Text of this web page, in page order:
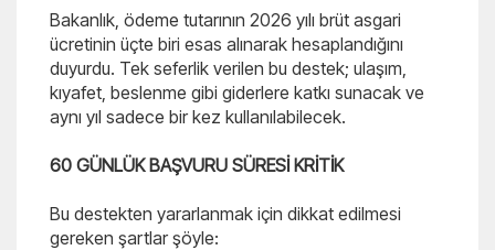
Bakanlık, ödeme tutarının 2026 yılı brüt asgari
ücretinin üçte biri esas alınarak hesaplandığını
duyurdu. Tek seferlik verilen bu destek; ulaşım,
kıyafet, beslenme gibi giderlere katkı sunacak ve
aynı yıl sadece bir kez kullanılabilecek.
60 GÜNLÜK BAŞVURU SÜRESİ KRİTİK
Bu destekten yararlanmak için dikkat edilmesi
gereken şartlar şöyle: